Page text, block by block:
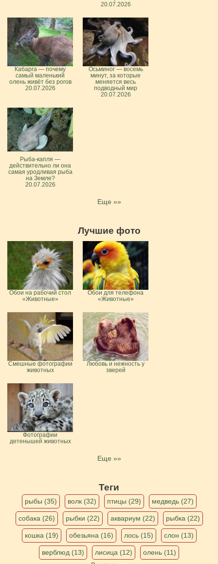
20.07.2026
Кабарга — почему
самый маленький
олень живёт без рогов
20.07.2026
Осьминог — восемь
минут, за которые
меняется весь
подводный мир
20.07.2026
Рыба-капля —
действительно ли она
самая уродливая рыба
на Земле?
20.07.2026
Еще »»
Лучшие фото
Обои на рабочий стол
«Животные»
Обои для телефона
«Животные»
Смешные фотографии
животных
Любовь и нежность у
зверей
Фотографии
детенышей животных
Еще »»
Теги
рыбы (35) волк (32) птицы (29) медведь (27)
собака (26) рыбки (22) аквариум (22) рыбка (22)
кошка (19) обезьяна (16) лось (15) слон (13)
верблюд (13) лисица (12)
олень (11)